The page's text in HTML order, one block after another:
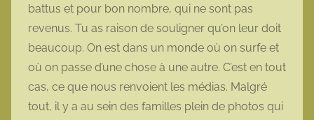
battus et pour bon nombre, qui ne sont pas
revenus. Tu as raison de souligner qu’on leur doit
beaucoup. On est dans un monde où on surfe et
où on passe d’une chose à une autre. C’est en tout
cas, ce que nous renvoient les médias. Malgré
tout, il y a au sein des familles plein de photos qui